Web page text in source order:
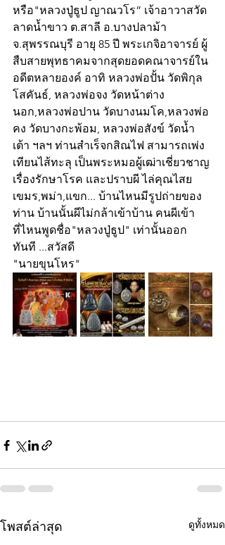
หรือ"หลวงปู่ธูป ญาณวโร” เจ้าอาวาสวัด
ลาดน้ำขาว ต.สาลี อ.บางปลาม้า
จ.สุพรรณบุรี อายุ 85 ปี พระเกจิอาจารย์ ผู้
สืบสายพุทธาคมจากสุดยอดคณาจารย์ใน
อดีตหลายองค์ อาทิ หลวงพ่อปั้น วัดพิกุล
โสคันธ์, หลวงพ่อจง วัดหน้าต่าง
นอก,หลวงพ่อปาน วัดบางนมโค,หลวงพ่อ
คง วัดบางกะพ้อม, หลวงพ่อสังข์ วัดน้ำ
เต้า ฯลฯ ท่านสำเร็จกสิณไฟ สามารถเพ่ง
เทียนไส้ทะลุ เป็นพระหมอผู้เฒ่าเชี่ยวชาญ
เรื่องรักษาโรค และปราบผี ไล่คุณไสย
เขมร,พม่า,แขก... บ้านไหนมีรูปถ่ายของ
ท่าน บ้านนั้นผีไม่กล้าเข้าบ้าน คนผีเข้า
ที่ไหนพูดชื่อ"หลวงปู่ธูป" เท่านั้นออก
ทันที ...สวัสดี
"นายขุนโหร"
โพสต์ล่าสุด ดูทั้งหมด